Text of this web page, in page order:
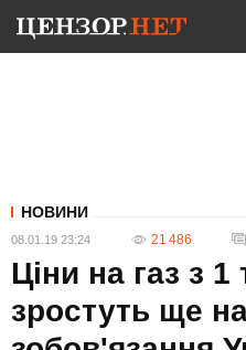
НОВИНИ
08.01.19 23:24 21 486
Ціни на газ з 1
зростуть ще